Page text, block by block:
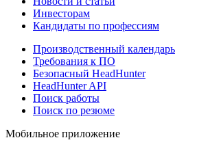
Инвесторам
Кандидаты по профессиям
Производственный календарь
Требования к ПО
Безопасный HeadHunter
HeadHunter API
Поиск работы
Поиск по резюме
Мобильное приложение